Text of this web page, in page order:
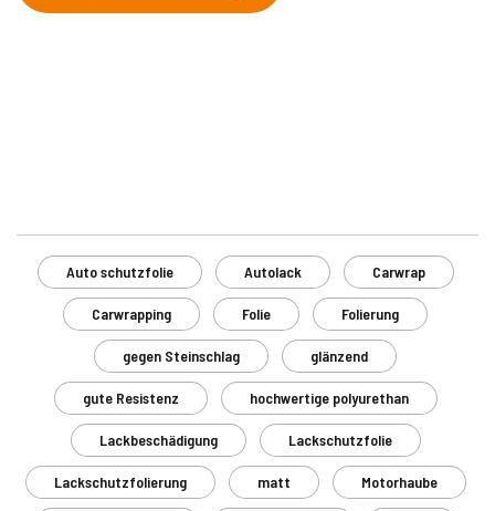
Auto schutzfolie Autolack Carwrap
Carwrapping Folie Folierung
gegen Steinschlag glänzend
gute Resistenz hochwertige polyurethan
Lackbeschädigung Lackschutzfolie
Lackschutzfolierung matt Motorhaube